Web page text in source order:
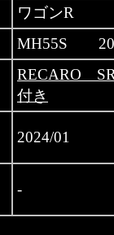
ワゴンR
MH55S
RECARO
付き
2024/01
-